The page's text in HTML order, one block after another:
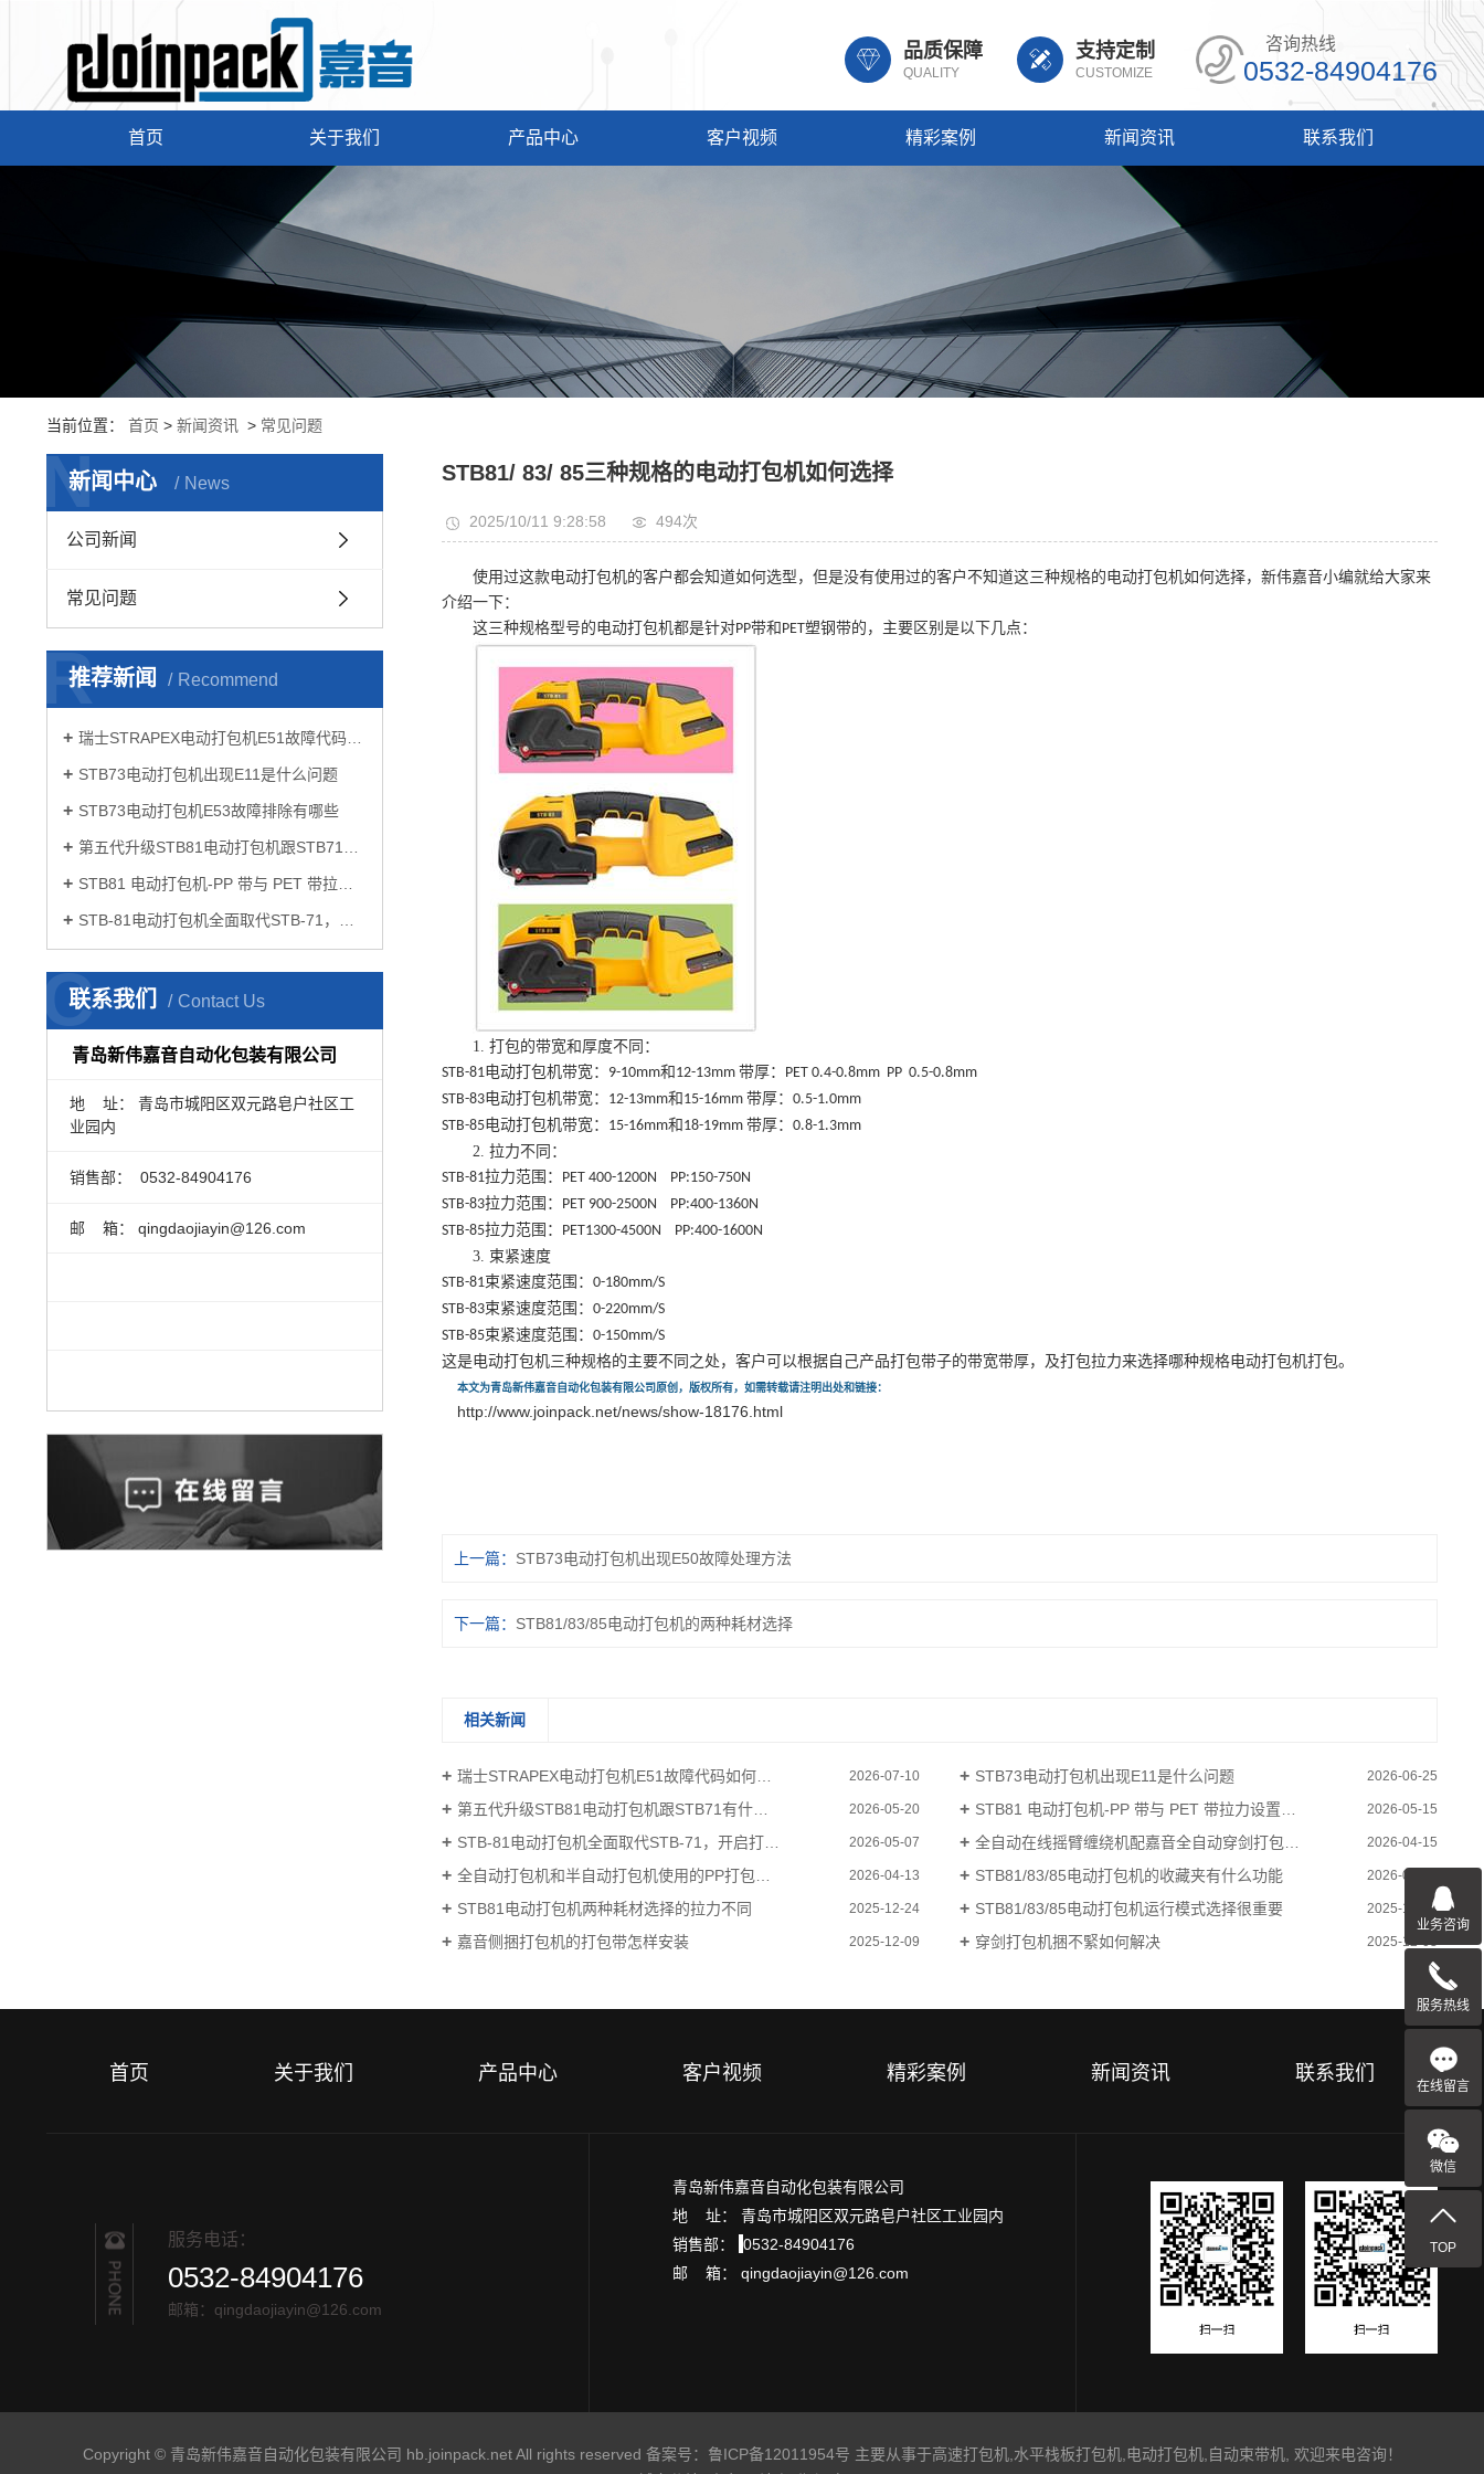
品质保障
QUALITY
支持定制
CUSTOMIZE
咨询热线
0532-84904176
首页 关于我们 产品中心 客户视频 精彩案例 新闻资讯 联系我们
当前位置： 首页 > 新闻资讯 > 常见问题
新闻中心 News
N
公司新闻
常见问题
推荐新闻 Recommend
R
瑞士STRAPEX电动打包机E51故障代码如何解决
STB73电动打包机出现E11是什么问题
STB73电动打包机E53故障排除有哪些
第五代升级STB81电动打包机跟STB71有什么区别
STB81 电动打包机-PP 带与 PET 带拉力设置要点
STB-81电动打包机全面取代STB-71，开启打包作业新体验
联系我们 Contact Us
C
青岛新伟嘉音自动化包装有限公司
地 址： 青岛市城阳区双元路皂户社区工
业园内
销售部： 0532-84904176
邮 箱： qingdaojiayin@126.com
STB81/ 83/ 85三种规格的电动打包机如何选择
2025/10/11 9:28:58 494次
使用过这款电动打包机的客户都会知道如何选型，但是没有使用过的客户不知道这三种规格的电动打包机如何选择，新伟嘉音小编就给大家来
介绍一下：
这三种规格型号的电动打包机都是针对PP带和 PET塑钢带的，主要区别是以下几点：
1. 打包的带宽和厚度不同：
STB-81电动打包机带宽： 9-10mm和 12-13mm 带厚： PET 0.4-0.8mm PP 0.5-0.8mm
STB-83电动打包机带宽： 12-13mm和 15-16mm 带厚： 0.5-1.0mm
STB-85电动打包机带宽： 15-16mm和 18-19mm 带厚： 0.8-1.3mm
2. 拉力不同：
STB-81拉力范围： PET 400-1200N PP:150-750N
STB-83拉力范围： PET 900-2500N PP:400-1360N
STB-85拉力范围： PET1300-4500N PP:400-1600N
3. 束紧速度
STB-81束紧速度范围： 0-180mm/S
STB-83束紧速度范围： 0-220mm/S
STB-85束紧速度范围： 0-150mm/S
这是电动打包机三种规格的主要不同之处，客户可以根据自己产品打包带子的带宽带厚，及打包拉力来选择哪种规格电动打包机打包。
本文为青岛新伟嘉音自动化包装有限公司原创，版权所有，如需转载请注明出处和链接：
http://www.joinpack.net/news/show-18176.html
上一篇： STB73电动打包机出现E50故障处理方法
下一篇： STB81/83/85电动打包机的两种耗材选择
相关新闻
瑞士STRAPEX电动打包机E51故障代码如何解决 2026-07-10 STB73电动打包机出现E11是什么问题 2026-06-25
第五代升级STB81电动打包机跟STB71有什么区别 2026-05-20 STB81 电动打包机-PP 带与 PET 带拉力设置要点 2026-05-15
STB-81电动打包机全面取代STB-71，开启打包作业新体验 2026-05-07 全自动在线摇臂缠绕机配嘉音全自动穿剑打包机，实现托盘货物无人化打包 2026-04-15
全自动打包机和半自动打包机使用的PP打包带有什么区别 2026-04-13 STB81/83/85电动打包机的收藏夹有什么功能 2026-01-13
STB81电动打包机两种耗材选择的拉力不同 2025-12-24 STB81/83/85电动打包机运行模式选择很重要 2025-12-22
嘉音侧捆打包机的打包带怎样安装 2025-12-09 穿剑打包机捆不緊如何解决 2025-12-03
首页 关于我们 产品中心 客户视频 精彩案例 新闻资讯 联系我们
服务电话：
0532-84904176
邮箱：qingdaojiayin@126.com
青岛新伟嘉音自动化包装有限公司
地 址： 青岛市城阳区双元路皂户社区工业园内
销售部：
0532-84904176
邮 箱： qingdaojiayin@126.com
Copyright © 青岛新伟嘉音自动化包装有限公司 hb.joinpack.net All rights reserved 备案号： 鲁ICP备12011954号 主要从事于高速打包机,水平栈板打包机,电动打包机,自动束带机, 欢迎来电咨询！
业务咨询
服务热线
在线留言
微信
TOP